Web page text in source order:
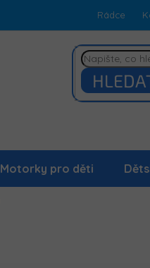
Rádce
Motorky pro děti